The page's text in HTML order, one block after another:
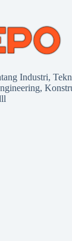
Industri,